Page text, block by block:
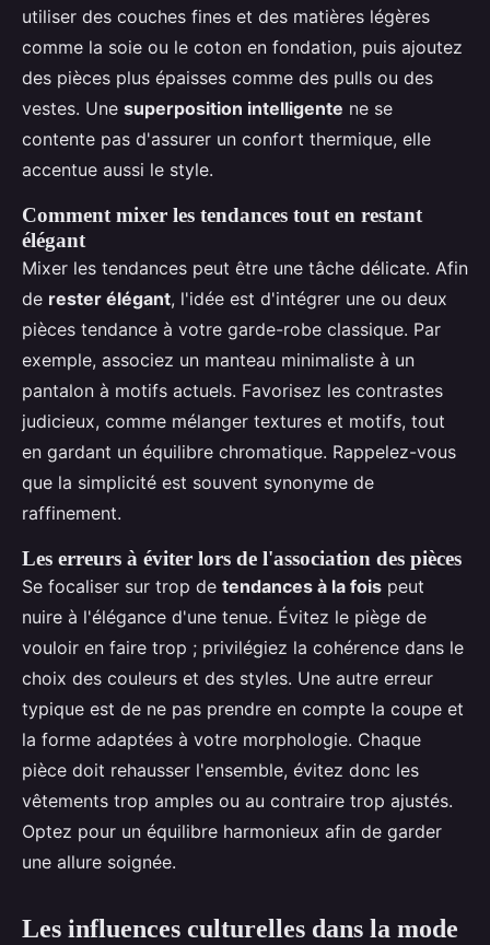
utiliser des couches fines et des matières légères
comme la soie ou le coton en fondation, puis ajoutez
des pièces plus épaisses comme des pulls ou des
vestes. Une superposition intelligente ne se
contente pas d'assurer un confort thermique, elle
accentue aussi le style.
Comment mixer les tendances tout en restant
élégant
Mixer les tendances peut être une tâche délicate. Afin
de rester élégant, l'idée est d'intégrer une ou deux
pièces tendance à votre garde-robe classique. Par
exemple, associez un manteau minimaliste à un
pantalon à motifs actuels. Favorisez les contrastes
judicieux, comme mélanger textures et motifs, tout
en gardant un équilibre chromatique. Rappelez-vous
que la simplicité est souvent synonyme de
raffinement.
Les erreurs à éviter lors de l'association des pièces
Se focaliser sur trop de tendances à la fois peut
nuire à l'élégance d'une tenue. Évitez le piège de
vouloir en faire trop ; privilégiez la cohérence dans le
choix des couleurs et des styles. Une autre erreur
typique est de ne pas prendre en compte la coupe et
la forme adaptées à votre morphologie. Chaque
pièce doit rehausser l'ensemble, évitez donc les
vêtements trop amples ou au contraire trop ajustés.
Optez pour un équilibre harmonieux afin de garder
une allure soignée.
Les influences culturelles dans la mode